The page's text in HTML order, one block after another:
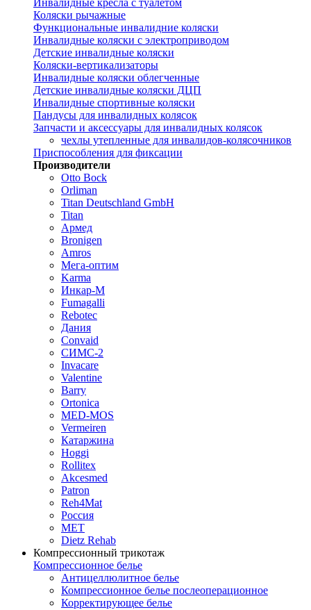
Инвалидные кресла с туалетом
Коляски рычажные
Функциональные инвалидние коляски
Инвалидные коляски с электроприводом
Детские инвалидные коляски
Коляски-вертикализаторы
Инвалидные коляски облегченные
Детские инвалидные коляски ДЦП
Инвалидные спортивные коляски
Пандусы для инвалидных колясок
Запчасти и аксессуары для инвалидных колясок
чехлы утепленные для инвалидов-колясочников
Приспособления для фиксации
Производители
Otto Bock
Orliman
Titan Deutschland GmbH
Titan
Армед
Bronigen
Amros
Мега-оптим
Karma
Инкар-М
Fumagalli
Rebotec
Дания
Convaid
СИМС-2
Invacare
Valentine
Barry
Ortonica
MED-MOS
Vermeiren
Катаржина
Hoggi
Rollitex
Akcesmed
Patron
Reh4Mat
Россия
МЕТ
Dietz Rehab
Компрессионный трикотаж
Компрессионное белье
Антицеллюлитное белье
Компрессионное белье послеоперационное
Корректирующее белье